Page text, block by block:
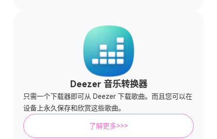
Deezer 音乐转换器
只需一个下载器即可从 Deezer 下载歌曲。而且您可以在
设备上永久保存和欣赏这些歌曲。
了解更多>>>